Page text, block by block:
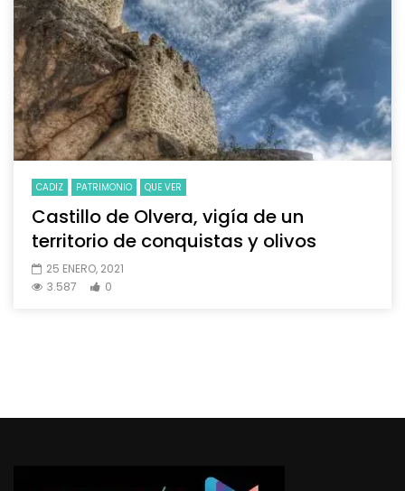
CADIZ PATRIMONIO QUE VER
Castillo de Olvera, vigía de un
territorio de conquistas y olivos
25 ENERO, 2021
3.587
0